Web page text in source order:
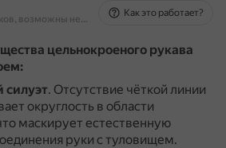
На основе источников, возможны неточности
Как это работает?
цельнокроеного рукава
силуэт. Отсутствие чёткой линии
округлость в области
маскирует естественную
руки с туловищем.